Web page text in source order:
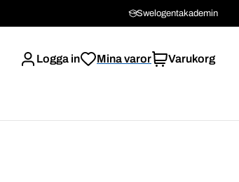
Swelogentakademin
Logga in Mina varor Varukorg